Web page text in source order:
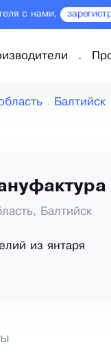
с нами,
Балтийск
Балтийск
из янтаря